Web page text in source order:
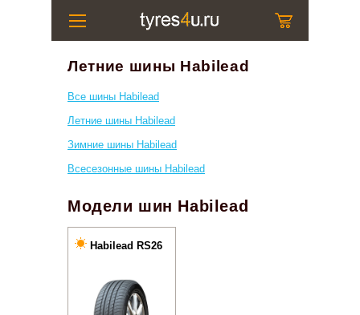
Летние шины Habilead
Все шины Habilead
Летние шины Habilead
Зимние шины Habilead
Всесезонные шины Habilead
Модели шин Habilead
Habilead RS26